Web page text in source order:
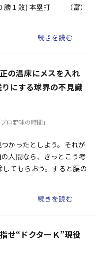
打 （富）
続きを読む
の温床にメスを入れ
にする球界の不見識
ロ野球の時間」
かったとしよう。それが
人間なら、きっとこう考
てもらおう。すると腰の
続きを読む
せ“ドクターＫ”現役